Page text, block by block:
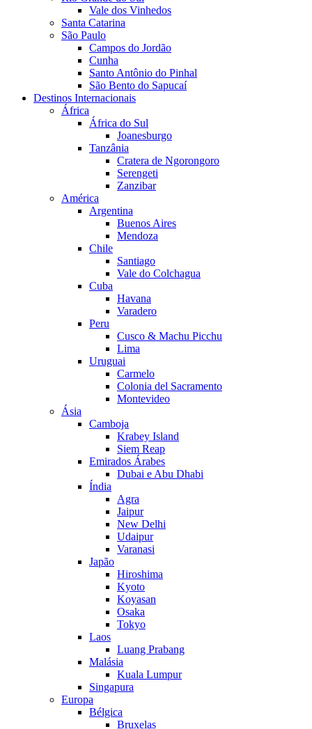
Vale dos Vinhedos
Santa Catarina
São Paulo
Campos do Jordão
Cunha
Santo Antônio do Pinhal
São Bento do Sapucaí
Destinos Internacionais
África
África do Sul
Joanesburgo
Tanzânia
Cratera de Ngorongoro
Serengeti
Zanzibar
América
Argentina
Buenos Aires
Mendoza
Chile
Santiago
Vale do Colchagua
Cuba
Havana
Varadero
Peru
Cusco & Machu Picchu
Lima
Uruguai
Carmelo
Colonia del Sacramento
Montevideo
Ásia
Camboja
Krabey Island
Siem Reap
Emirados Árabes
Dubai e Abu Dhabi
Índia
Agra
Jaipur
New Delhi
Udaipur
Varanasi
Japão
Hiroshima
Kyoto
Koyasan
Osaka
Tokyo
Laos
Luang Prabang
Malásia
Kuala Lumpur
Singapura
Europa
Bélgica
Bruxelas